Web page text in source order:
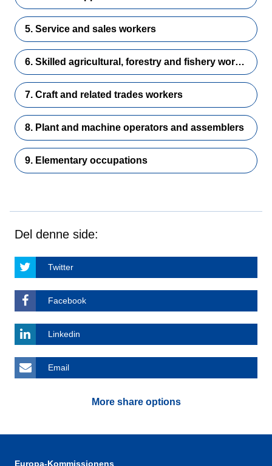
5. Service and sales workers
6. Skilled agricultural, forestry and fishery workers
7. Craft and related trades workers
8. Plant and machine operators and assemblers
9. Elementary occupations
Del denne side:
Twitter
Facebook
Linkedin
Email
More share options
Europa-Kommissionens